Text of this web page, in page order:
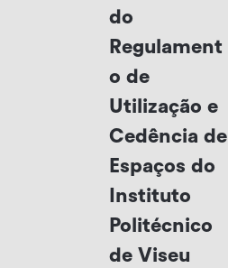
do
Regulament
o de
Utilização e
Cedência de
Espaços do
Instituto
Politécnico
de Viseu